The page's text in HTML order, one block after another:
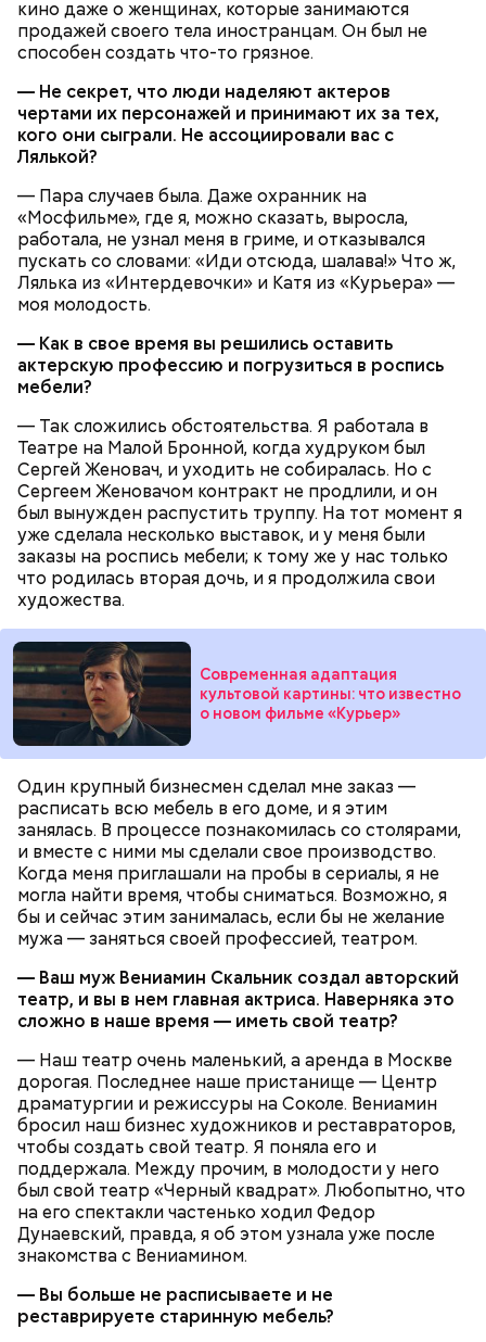
кино даже о женщинах, которые занимаются
продажей своего тела иностранцам. Он был не
способен создать что-то грязное.
— Не секрет, что люди наделяют актеров
чертами их персонажей и принимают их за тех,
кого они сыграли. Не ассоциировали вас с
Лялькой?
— Пара случаев была. Даже охранник на
«Мосфильме», где я, можно сказать, выросла,
работала, не узнал меня в гриме, и отказывался
пускать со словами: «Иди отсюда, шалава!» Что ж,
Лялька из «Интердевочки» и Катя из «Курьера» —
моя молодость.
— Как в свое время вы решились оставить
актерскую профессию и погрузиться в роспись
мебели?
— Так сложились обстоятельства. Я работала в
Театре на Малой Бронной, когда худруком был
Сергей Женовач, и уходить не собиралась. Но с
Сергеем Женовачом контракт не продлили, и он
был вынужден распустить труппу. На тот момент я
уже сделала несколько выставок, и у меня были
заказы на роспись мебели; к тому же у нас только
что родилась вторая дочь, и я продолжила свои
художества.
Современная адаптация
культовой картины: что известно
о новом фильме «Курьер»
Один крупный бизнесмен сделал мне заказ —
расписать всю мебель в его доме, и я этим
занялась. В процессе познакомилась со столярами,
и вместе с ними мы сделали свое производство.
Когда меня приглашали на пробы в сериалы, я не
могла найти время, чтобы сниматься. Возможно, я
бы и сейчас этим занималась, если бы не желание
мужа — заняться своей профессией, театром.
— Ваш муж Вениамин Скальник создал авторский
театр, и вы в нем главная актриса. Наверняка это
сложно в наше время — иметь свой театр?
— Наш театр очень маленький, а аренда в Москве
дорогая. Последнее наше пристанище — Центр
драматургии и режиссуры на Соколе. Вениамин
бросил наш бизнес художников и реставраторов,
чтобы создать свой театр. Я поняла его и
поддержала. Между прочим, в молодости у него
был свой театр «Черный квадрат». Любопытно, что
на его спектакли частенько ходил Федор
Дунаевский, правда, я об этом узнала уже после
знакомства с Вениамином.
— Вы больше не расписываете и не
реставрируете старинную мебель?